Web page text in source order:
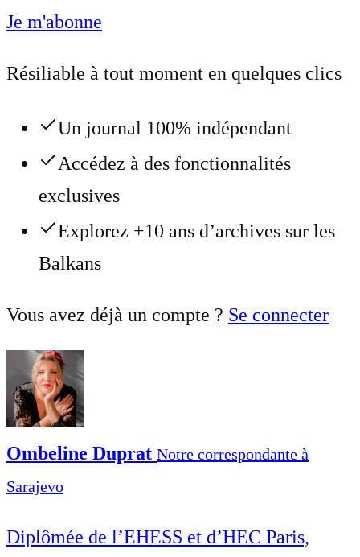
Je m'abonne
Résiliable à tout moment en quelques clics
Un journal 100% indépendant
Accédez à des fonctionnalités
exclusives
Explorez +10 ans d’archives sur les
Balkans
Vous avez déjà un compte ? Se connecter
Ombeline Duprat Notre correspondante à
Sarajevo
Diplômée de l’EHESS et d’HEC Paris,